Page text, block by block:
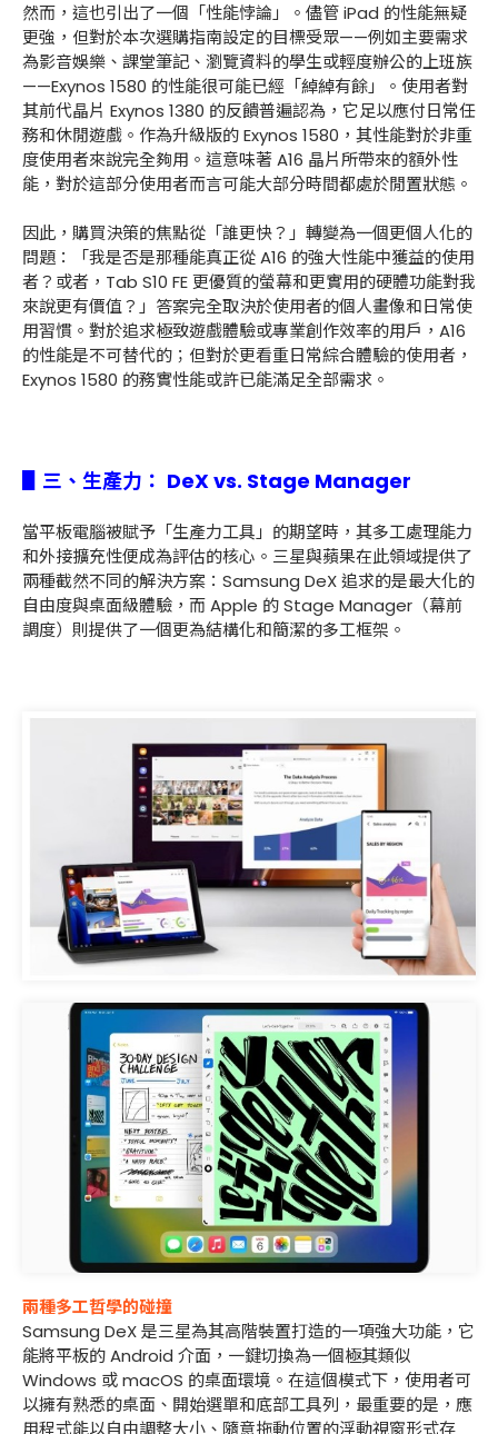
然而，這也引出了一個「性能悖論」。儘管 iPad 的性能無疑
更強，但對於本次選購指南設定的目標受眾——例如主要需求
為影音娛樂、課堂筆記、瀏覽資料的學生或輕度辦公的上班族
——Exynos 1580 的性能很可能已經「綽綽有餘」。使用者對
其前代晶片 Exynos 1380 的反饋普遍認為，它足以應付日常任
務和休閒遊戲。作為升級版的 Exynos 1580，其性能對於非重
度使用者來說完全夠用。這意味著 A16 晶片所帶來的額外性
能，對於這部分使用者而言可能大部分時間都處於閒置狀態。
因此，購買決策的焦點從「誰更快？」轉變為一個更個人化的
問題：「我是否是那種能真正從 A16 的強大性能中獲益的使用
者？或者，Tab S10 FE 更優質的螢幕和更實用的硬體功能對我
來說更有價值？」答案完全取決於使用者的個人畫像和日常使
用習慣。對於追求極致遊戲體驗或專業創作效率的用戶，A16
的性能是不可替代的；但對於更看重日常綜合體驗的使用者，
Exynos 1580 的務實性能或許已能滿足全部需求。
▋三、 生產力 ： DeX vs. Stage Manager
當平板電腦被賦予「生產力工具」的期望時，其多工處理能力
和外接擴充性便成為評估的核心。三星與蘋果在此領域提供了
兩種截然不同的解決方案：Samsung DeX 追求的是最大化的
自由度與桌面級體驗，而 Apple 的 Stage Manager（幕前
調度）則提供了一個更為結構化和簡潔的多工框架。
兩種多工哲學的碰撞
Samsung DeX 是三星為其高階裝置打造的一項強大功能，它
能將平板的 Android 介面，一鍵切換為一個極其類似
Windows 或 macOS 的桌面環境。在這個模式下，使用者可
以擁有熟悉的桌面、開始選單和底部工具列，最重要的是，應
用程式能以自由調整大小、隨意拖動位置的浮動視窗形式存